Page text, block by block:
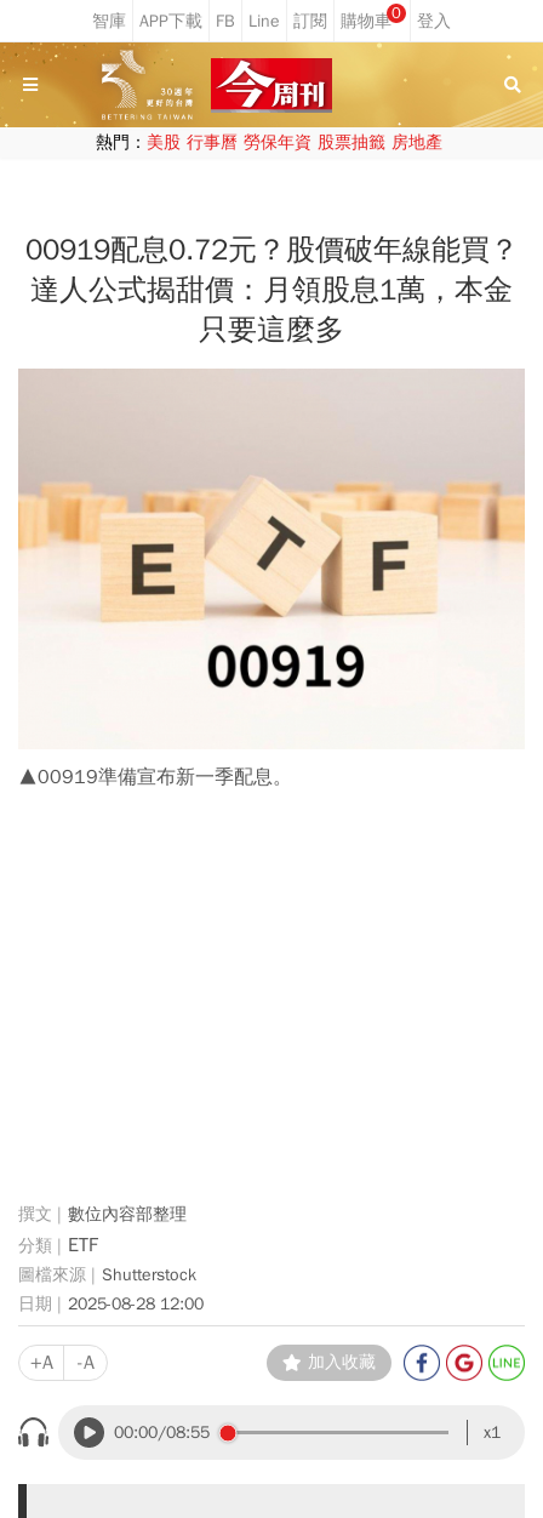
0
熱門： 美股 行事曆 勞保年資 股票抽籤 房地產
00919配息0.72元？股價破年線能買？
達人公式揭甜價：月領股息1萬，本金
只要這麼多
▲00919準備宣布新一季配息。
數位內容部整理
ETF
Shutterstock
2025-08-28 12:00
+A -A 加入收藏
00:00/08:55 x1